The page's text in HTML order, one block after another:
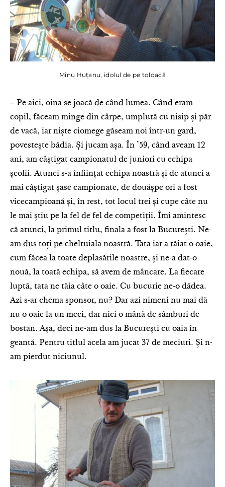
Minu Huțanu, idolul de pe toloacă
‒ Pe aici, oina se joacă de când lumea. Când eram
copil, făceam minge din cârpe, umplută cu nisip și păr
de vacă, iar niște ciomege găseam noi într-un gard,
povestește bădia. Și jucam așa. În ’59, când aveam 12
ani, am câștigat campionatul de juniori cu echipa
școlii. Atunci s-a înființat echipa noastră și de atunci a
mai câștigat șase campionate, de douășpe ori a fost
vicecampioană și, în rest, tot locul trei și cupe câte nu
le mai știu pe la fel de fel de competiții. Îmi amintesc
că atunci, la primul titlu, finala a fost la București. Ne-
am dus toți pe cheltuiala noastră. Tata iar a tăiat o oaie,
cum făcea la toate deplasările noastre, și ne-a dat-o
nouă, la toată echipa, să avem de mâncare. La fiecare
luptă, tata ne tăia câte o oaie. Cu bucurie ne-o dădea.
Azi s-ar chema sponsor, nu? Dar azi nimeni nu mai dă
nu o oaie la un meci, dar nici o mână de sâmburi de
bostan. Așa, deci ne-am dus la București cu oaia în
geantă. Pentru titlul acela am jucat 37 de meciuri. Și n-
am pierdut niciunul.